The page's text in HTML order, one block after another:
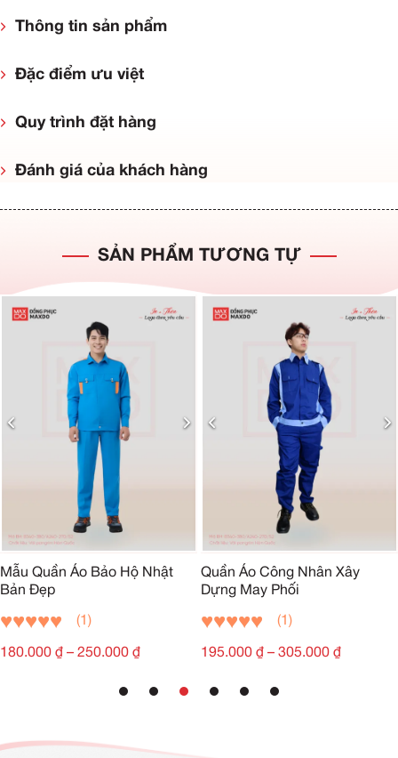
Thông tin sản phẩm
Đặc điểm ưu việt
Quy trình đặt hàng
Đánh giá của khách hàng
SẢN PHẨM TƯƠNG TỰ
Mẫu Quần Áo Bảo Hộ Nhật
Bản Đẹp
(1)
180.000 ₫ – 250.000 ₫
Quần Áo Công Nhân Xây
Dựng May Phối
(1)
195.000 ₫ – 305.000 ₫